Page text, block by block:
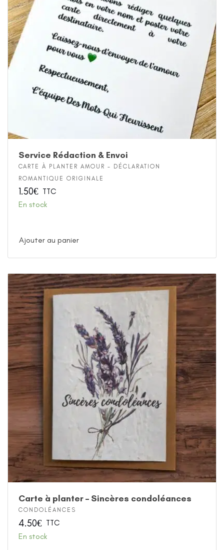
Service Rédaction & Envoi
CARTE À PLANTER AMOUR - DÉCLARATION
ROMANTIQUE ORIGINALE
1.50€ TTC
En stock
Ajouter au panier
Carte à planter – Sincères condoléances
CONDOLÉANCES
4.50€ TTC
En stock